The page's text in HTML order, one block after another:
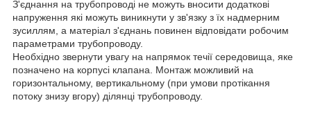
З'єднання на трубопроводі не можуть вносити додаткові
напруження які можуть виникнути у зв'язку з їх надмерним
зусиллям, a матеріал з'єднань повинен відповідати робочим
параметрами трубопроводу.
Необхідно звернути увагу на напрямок течії середовища, яке
позначено на корпусі клапана. Монтаж можливий на
горизонтальному, вертикальному (при умови протікання
потоку знизу вгору) ділянці трубопроводу.